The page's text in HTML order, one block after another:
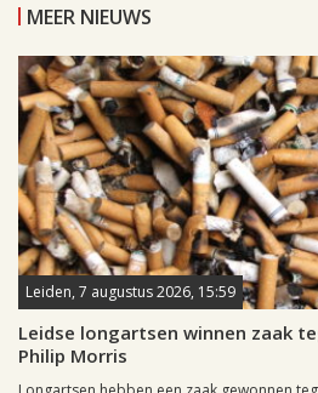
MEER NIEUWS
Leiden, 7 augustus 2026, 15:59
Leidse longartsen winnen zaak
Philip Morris